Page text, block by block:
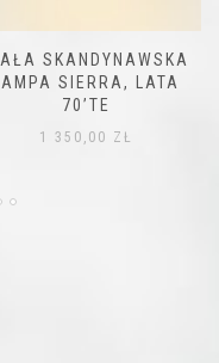
LAMPA FORM LIGHT,
DANIA LATA 70’TE
2 200,00